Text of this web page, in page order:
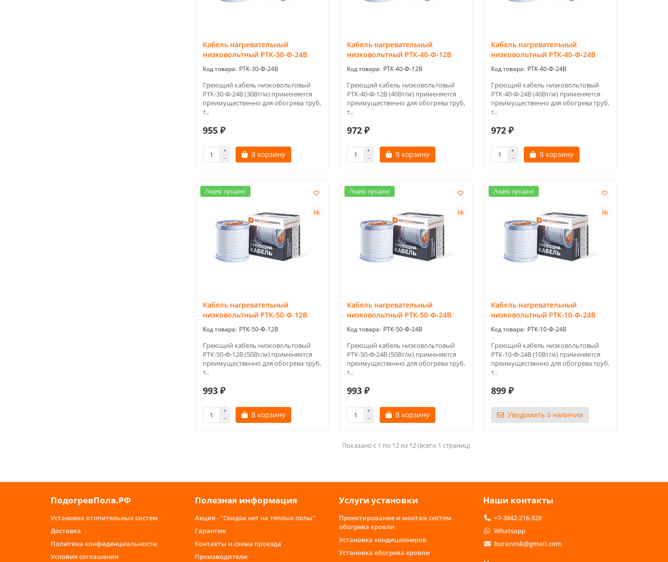
Кабель нагревательный
низковольтный РТК-30-Ф-24В
РТК-30-Ф-24В
Греющий кабель низковольтовый
РТК-30-Ф-24В (30Вт/м) применяется
преимущественно для обогрева труб,
т..
955 ₽
В корзину
Кабель нагревательный
низковольтный РТК-40-Ф-12В
РТК-40-Ф-12В
Греющий кабель низковольтовый
РТК-40-Ф-12В (40Вт/м) применяется
преимущественно для обогрева труб,
т..
972 ₽
В корзину
Кабель нагревательный
низковольтный РТК-40-Ф-24В
РТК-40-Ф-24В
Греющий кабель низковольтовый
РТК-40-Ф-24В (40Вт/м) применяется
преимущественно для обогрева труб,
т..
972 ₽
В корзину
Лидер продаж!
Кабель нагревательный
низковольтный РТК-50-Ф-12В
РТК-50-Ф-12В
Греющий кабель низковольтовый
РТК-50-Ф-12В (50Вт/м) применяется
преимущественно для обогрева труб,
т..
993 ₽
В корзину
Лидер продаж!
Кабель нагревательный
низковольтный РТК-50-Ф-24В
РТК-50-Ф-24В
Греющий кабель низковольтовый
РТК-50-Ф-24В (50Вт/м) применяется
преимущественно для обогрева труб,
т..
993 ₽
В корзину
Лидер продаж!
Кабель нагревательный
низковольтный РТК-10-Ф-24В
РТК-10-Ф-24В
Греющий кабель низковольтовый
РТК-10-Ф-24В (10Вт/м) применяется
преимущественно для обогрева труб,
т..
899 ₽
Уведомить о наличии
Показано с 1 по 12 из 12 (всего 1 страниц)
ПодогревПола.РФ
Установка отопительных систем
Доставка
Политика конфиденциальности
Условия соглашения
Полезная информация
Акция - "Скидок нет на теплые полы"
Гарантия
Контакты и схема проезда
Производители
Услуги установки
Проектирование и монтаж систем
обогрева кровли
Установка кондиционеров
Установка обогрева кровли
Наши контакты
+7-3842-216-528
Whatsapp
burannsk@gmail.com